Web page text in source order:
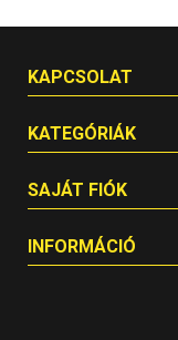
KAPCSOLAT
KATEGÓRIÁK
SAJÁT FIÓK
INFORMÁCIÓ